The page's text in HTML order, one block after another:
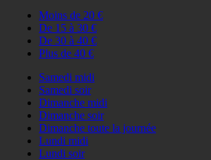
Moins de 20 €
De 15 à 30 €
De 30 à 40 €
Plus de 40 €
Samedi midi
Samedi soir
Dimanche midi
Dimanche soir
Dimanche toute la journée
Lundi midi
Lundi soir